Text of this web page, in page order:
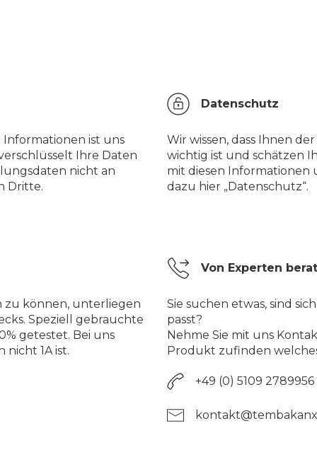
ist uns
Ihre Daten
nicht an
Dritte.
Datenschutz
Wir wissen, dass Ihnen
wichtig ist und schätzen
mit diesen Informationen
dazu hier „Datenschutz“.
zu können, unterliegen
Speziell gebrauchte
getestet. Bei uns
nicht 1A ist.
Von Experten
Sie suchen etwas, sind
passt?
Nehme Sie mit uns
Produkt zufinden
+49 (0) 5109 2789956